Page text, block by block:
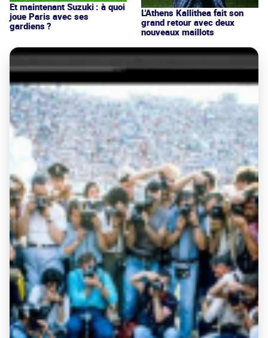
Et maintenant Suzuki : à quoi
joue Paris avec ses
gardiens ?
L'Athens Kallithea fait son
grand retour avec deux
nouveaux maillots